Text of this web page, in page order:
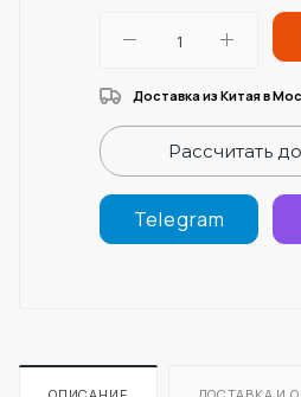
Доставка из Китая в
Рассчитать
Telegram